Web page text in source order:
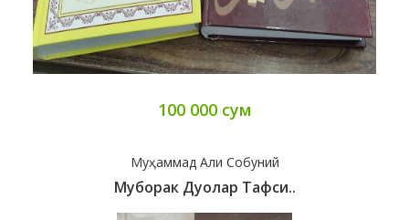
100 000 сум
Муҳаммад Али Собуний
Муборак Дуолар Тафси..